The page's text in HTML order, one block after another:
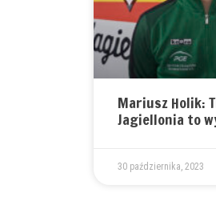
Mariusz Holik:
Jagiellonia to
30 października, 2023